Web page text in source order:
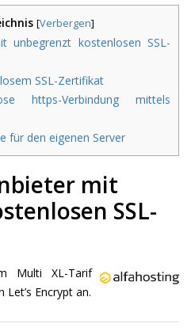
[Verbergen]
unbegrenzt kostenlosen SSL-
SSL-Zertifikat
https-Verbindung mittels
für den eigenen Server
mit
SSL-
Multi XL-Tarif
Encrypt an.